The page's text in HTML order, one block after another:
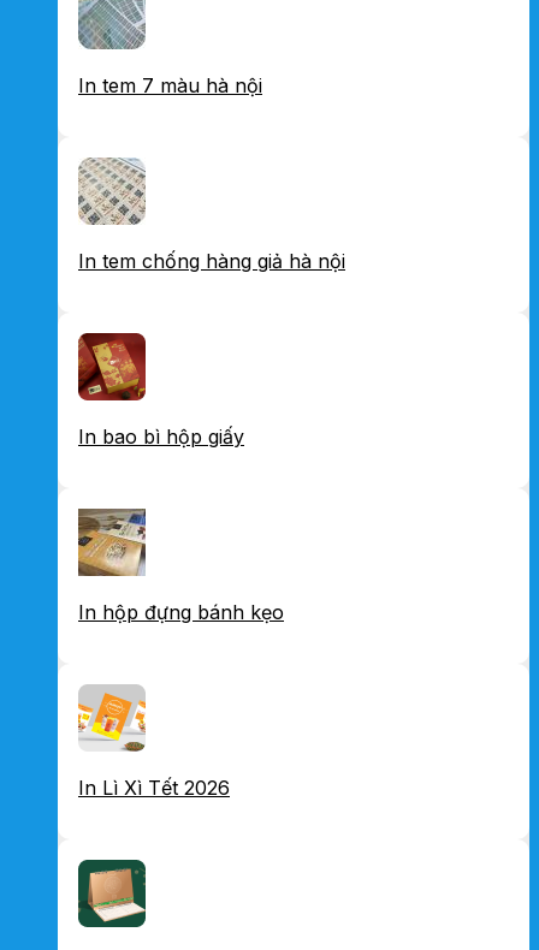
In tem 7 màu hà nội
In tem chống hàng giả hà nội
In bao bì hộp giấy
In hộp đựng bánh kẹo
In Lì Xì Tết 2026